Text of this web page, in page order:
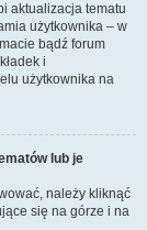
aktualizacja tematu
użytkownika – w
bądź forum
i
użytkownika na
lub je
należy kliknąć
się na górze i na